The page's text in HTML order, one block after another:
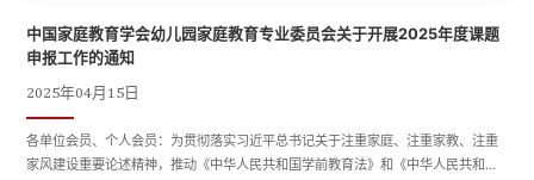
中国家庭教育学会幼儿园家庭教育专业委员会关于开展2025年度课题
申报工作的通知
2025年04月15日
各单位会员、个人会员：为贯彻落实习近平总书记关于注重家庭、注重家教、注重
家风建设重要论述精神，推动《中华人民共和国学前教育法》和《中华人民共和国